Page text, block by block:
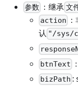
参数
：继承 文
action
认 "/sys/
btnText
bizPath :